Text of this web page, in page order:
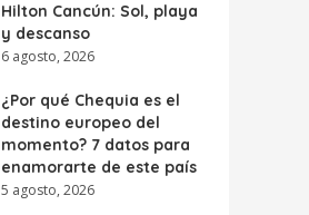
Hilton Cancún: Sol, playa
y descanso
6 agosto, 2026
¿Por qué Chequia es el
destino europeo del
momento? 7 datos para
enamorarte de este país
5 agosto, 2026